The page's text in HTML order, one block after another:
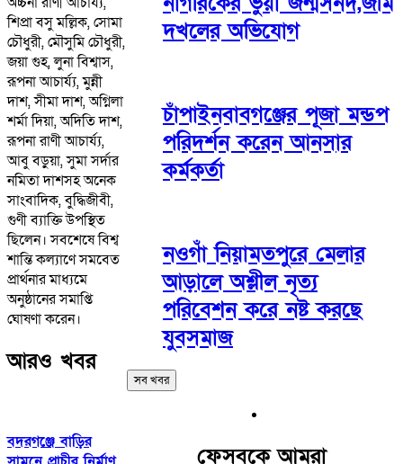
শিপ্রা বসু মল্লিক, সোমা
চৌধুরী, মৌসুমি চৌধুরী,
জয়া গুহ, লুনা বিশ্বাস,
রূপনা আচার্য্য, মুন্নী
দাশ, সীমা দাশ, অগ্নিলা
শর্মা দিয়া, অদিতি দাশ,
রূপনা রাণী আচার্য্য,
আবু বড়ুয়া, সুমা সর্দার
নমিতা দাশসহ অনেক
সাংবাদিক, বুদ্ধিজীবী,
গুণী ব্যাক্তি উপস্থিত
ছিলেন। সবশেষে বিশ্ব
শান্তি কল্যাণে সমবেত
প্রার্থনার মাধ্যমে
অনুষ্ঠানের সমাপ্তি
ঘোষণা করেন।
আরও খবর
বদরগঞ্জে বাড়ির
দখলের অভিযোগ
চাঁপাইনবাবগঞ্জের পূজা মন্ডপ
পরিদর্শন করেন আনসার
কর্মকর্তা
নওগাঁ নিয়ামতপুরে মেলার
আড়ালে অশ্লীল নৃত্য
পরিবেশন করে নষ্ট করছে
যুবসমাজ
সব খবর
ফেসবুকে আমরা